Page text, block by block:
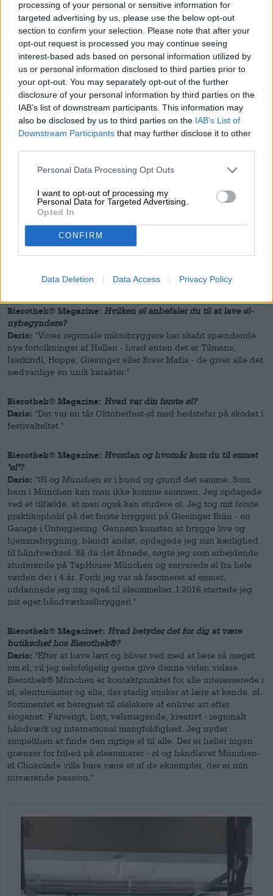
processing of your personal or sensitive information for
targeted advertising by us, please use the below opt-out
section to confirm your selection. Please note that after your
opt-out request is processed you may continue seeing
interest-based ads based on personal information utilized by
us or personal information disclosed to third parties prior to
your opt-out. You may separately opt-out of the further
disclosure of your personal information by third parties on the
IAB’s list of downstream participants. This information may
also be disclosed by us to third parties on the IAB’s List of
Downstream Participants that may further disclose it to other
Personal Data Processing Opt Outs
I want to opt-out of processing my
Personal Data for Targeted Advertising.
Opted In
CONFIRM
Data Deletion Data Access Privacy Policy
Sechs Fragen og Storemanager Dario
Stieren
Bierothek® Magazine: Hvilken øl er din yndlingsøl?
Dario:"Der er slet ikke én yndlingsøl, det er variationen
simpelthen for stor til. Til en hurtig Isard-tørst eller
ukompliceret at se fodbold er en let øl eller kælderøl helt
sikkert velegnet. Men humle, malt og gær byder på så meget
kraftfulde belgiere eller eksotiske øl med frugt: Der er altid
nye, spændende kreationer at opdage under en smagsaften
eller Weizenbocks runder det hele af."
Bierothek® Magazine:
Bierothek® München?
Dario:"The Gintasia - en stærk øl med alle de ingredienser, der
også er i gin og tonic vand. Man kan virkelig genkende hver
men fra cinchonabarken!"
Bierothek® Magazine: Hvilken øl anbefaler du til at lave øl-
nybegyndere?
Dario: "Vores regionale mikrobryggere har skabt spændende
nye fortolkninger af Hellen - hvad enten det er Tilmans,
Isarkindl, Hoppe, Giesinger eller Brew Mafia - de giver alle det
sædvanlige en unik karakter."
Bierothek® Magazine: Hvad var din første øl?
Dario: "Det var en tår Oktoberfest-øl med bedstefar på skødet i
festivalteltet."
Bierothek® Magazine: Hvordan og hvornår kom du til emnet
"øl"?
Dario: "Øl og München er i bund og grund det samme. Som
barn i München kan man ikke komme sammen. Jeg opdagede
ved et tilfælde, at man også kan studere øl. Jeg tog mit første
praktikophold på det første bryggeri på Giesinger Bräu - en
Garage i Untergiesing. Gennem kunsten at brygge live og
hjemmebrygning, blandt andet, opdagede jeg min kærlighed
til håndværksøl. Så da det åbnede, søgte jeg som arbejdende
studerende på TapHouse München og serverede øl fra hele
verden der i 4 år. Fordi jeg var så fascineret af emnet,
uddannede jeg mig også til ølsommelier. I 2016 startede jeg
mit eget håndværksølbryggeri."
Bierothek® Magasinet: Hvad betyder det for dig at være
butikschef hos Bierothek®?
Dario: "Efter at have lært og bliver ved med at lære så meget
om øl, vil jeg selvfølgelig gerne give denne viden videre.
Bierothek® München er kontaktpunktet for alle interesserede i
øl, ølentusiaster og alle, der stadig ønsker at lære at kende. øl.
Sortimentet er beregnet til ølelskere af enhver art efter
sloganet: Farverigt, højt, velsmagende, kreativt - regionalt
håndværk og international mangfoldighed. Jeg nyder
simpelthen at finde den rigtige øl til alle. Der er heller ingen
grænser for frihed på ølseminarer - øl og håndlavet München-
øl Chokolade ville bare være et af de eksempler, der er min
nuværende passion."